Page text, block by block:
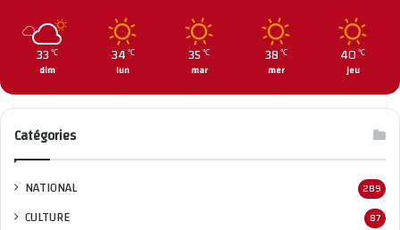
33℃
dim
34 ℃
lun
35 ℃
mar
38 ℃
mer
40℃
jeu
Catégories
NATIONAL 289
CULTURE 87